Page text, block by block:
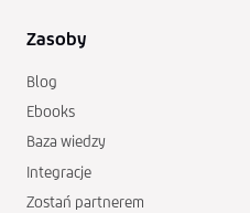
Zasoby
Blog
Ebooks
Baza wiedzy
Integracje
Zostań partnerem